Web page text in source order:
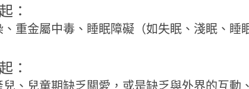
：
重金屬中毒、睡眠障礙（如失眠、淺眠、睡
：
、兒童期缺乏關愛，或是缺乏與外界的互動